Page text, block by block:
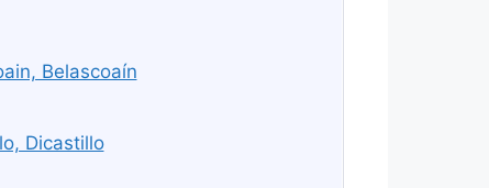
Belascoaín
Dicastillo